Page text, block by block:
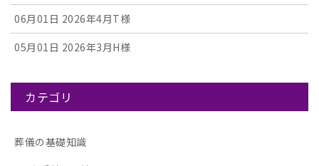
06月01日 2026年4月T様
05月01日 2026年3月H様
カテゴリ
葬儀の基礎知識